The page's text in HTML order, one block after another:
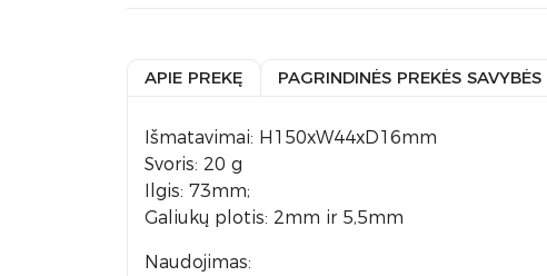
APIE PREKĘ PAGRINDINĖS PREKĖS SAVYBĖS
Išmatavimai: H150xW44xD16mm
Svoris: 20 g
Ilgis: 73mm;
Galiukų plotis: 2mm ir 5,5mm
Naudojimas: